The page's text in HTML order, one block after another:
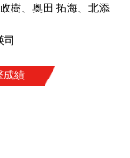
樹、奥田 拓海、北添
司
成績